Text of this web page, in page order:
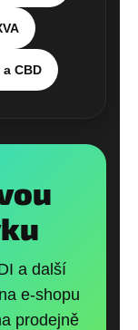
a CBD
a další
e-shopu
prodejně